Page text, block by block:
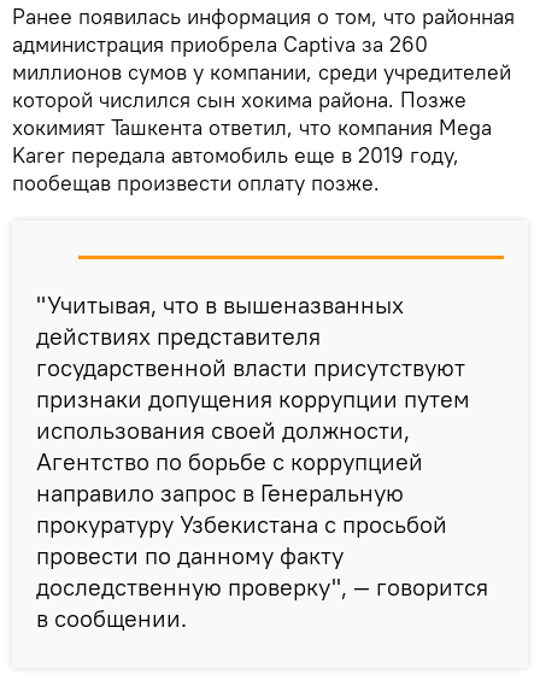
Ранее появилась информация о том, что районная
администрация приобрела Captiva за 260
миллионов сумов у компании, среди учредителей
которой числился сын хокима района. Позже
хокимият Ташкента ответил, что компания Mega
Karer передала автомобиль еще в 2019 году,
пообещав произвести оплату позже.
"Учитывая, что в вышеназванных
действиях представителя
государственной власти присутствуют
признаки допущения коррупции путем
использования своей должности,
Агентство по борьбе с коррупцией
направило запрос в Генеральную
прокуратуру Узбекистана с просьбой
провести по данному факту
доследственную проверку", — говорится
в сообщении.